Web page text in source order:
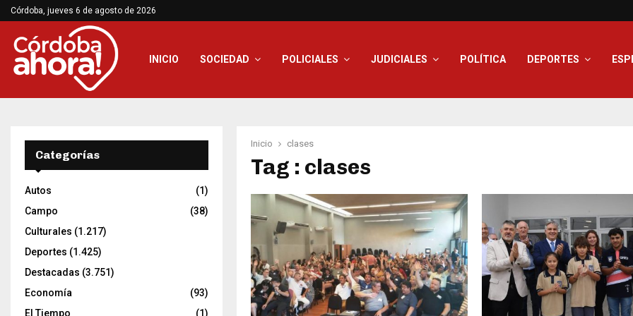
Córdoba, jueves 6 de agosto de 2026
INICIO SOCIEDAD POLICIALES JUDICIALES POLÍTICA DEPORTES
Inicio clases
Tag : clases
Categorías
Autos
(1)
Campo
(38)
Culturales (1.217)
Deportes (1.425)
Destacadas (3.751)
Economía
(93)
El Tiempo
(1)